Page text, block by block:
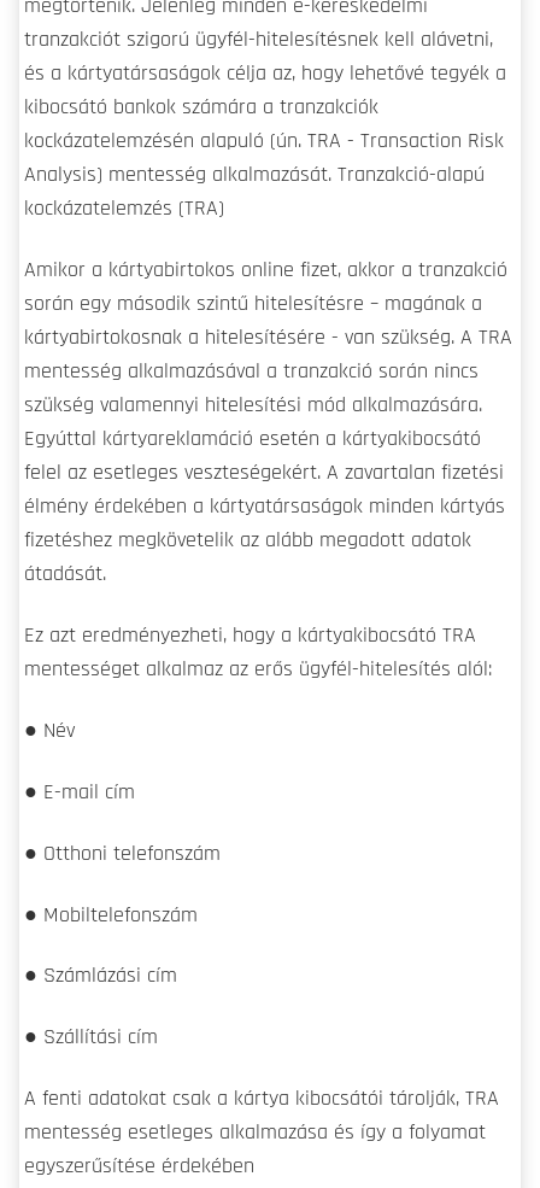
megtörténik. Jelenleg minden e-kereskedelmi
tranzakciót szigorú ügyfél-hitelesítésnek kell alávetni,
és a kártyatársaságok célja az, hogy lehetővé tegyék a
kibocsátó bankok számára a tranzakciók
kockázatelemzésén alapuló (ún. TRA - Transaction Risk
Analysis) mentesség alkalmazását. Tranzakció-alapú
kockázatelemzés (TRA)
Amikor a kártyabirtokos online fizet, akkor a tranzakció
során egy második szintű hitelesítésre – magának a
kártyabirtokosnak a hitelesítésére - van szükség. A TRA
mentesség alkalmazásával a tranzakció során nincs
szükség valamennyi hitelesítési mód alkalmazására.
Egyúttal kártyareklamáció esetén a kártyakibocsátó
felel az esetleges veszteségekért. A zavartalan fizetési
élmény érdekében a kártyatársaságok minden kártyás
fizetéshez megkövetelik az alább megadott adatok
átadását.
Ez azt eredményezheti, hogy a kártyakibocsátó TRA
mentességet alkalmaz az erős ügyfél-hitelesítés alól:
● Név
● E-mail cím
● Otthoni telefonszám
● Mobiltelefonszám
● Számlázási cím
● Szállítási cím
A fenti adatokat csak a kártya kibocsátói tárolják, TRA
mentesség esetleges alkalmazása és így a folyamat
egyszerűsítése érdekében